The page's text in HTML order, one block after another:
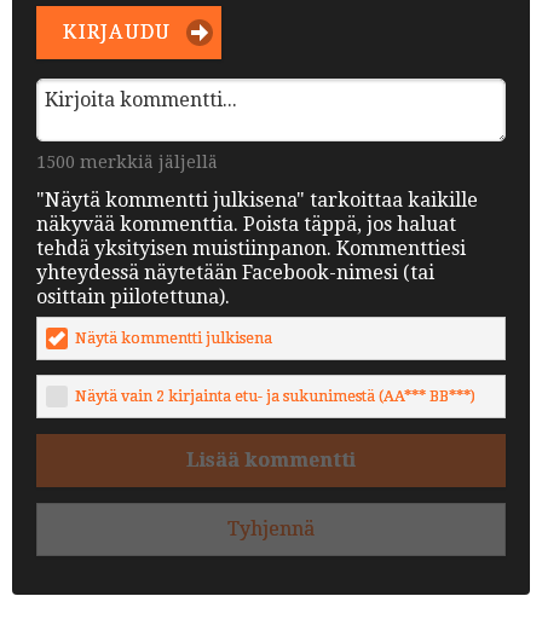
KIRJAUDU
1500 merkkiä jäljellä
"Näytä kommentti julkisena" tarkoittaa kaikille
näkyvää kommenttia. Poista täppä, jos haluat
tehdä yksityisen muistiinpanon. Kommenttiesi
yhteydessä näytetään Facebook-nimesi (tai
osittain piilotettuna).
Näytä kommentti julkisena
Näytä vain 2 kirjainta etu- ja sukunimestä (AA*** BB***)
Lisää kommentti
Tyhjennä